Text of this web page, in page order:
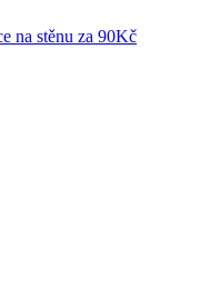
na stěnu za 90Kč